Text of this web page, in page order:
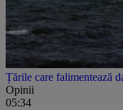
Țările care falimentează
Opinii
05:34